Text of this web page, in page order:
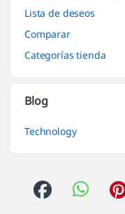
Lista de deseos
Comparar
Categorías tienda
Blog
Technology